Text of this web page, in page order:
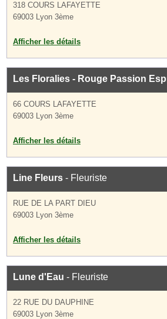
318 COURS LAFAYETTE
69003 Lyon 3ème
Afficher les détails
Les Floralies - Rouge Passion
66 COURS LAFAYETTE
69003 Lyon 3ème
Afficher les détails
Line Fleurs - Fleuriste
RUE DE LA PART DIEU
69003 Lyon 3ème
Afficher les détails
Lune d'Eau - Fleuriste
22 RUE DU DAUPHINE
69003 Lyon 3ème